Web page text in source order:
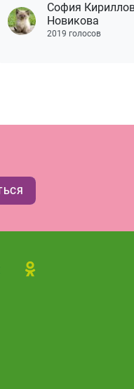
София
Новикова
2019 голосов